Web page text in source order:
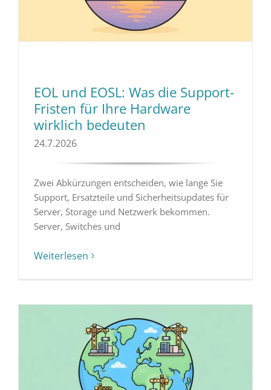
EOL und EOSL: Was die Support-
Fristen für Ihre Hardware
wirklich bedeuten
24.7.2026
Zwei Abkürzungen entscheiden, wie lange Sie
Support, Ersatzteile und Sicherheitsupdates für
Server, Storage und Netzwerk bekommen.
Server, Switches und
Weiterlesen